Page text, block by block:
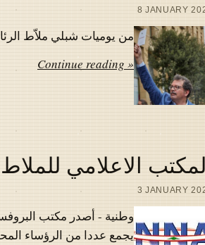
8 JANUARY
من يوميات شبلي ملاّط
Continue reading »
الاعلامي
3 JANUARY
وطنية - أصدر مكتب
يجمع عددا من الرؤساء